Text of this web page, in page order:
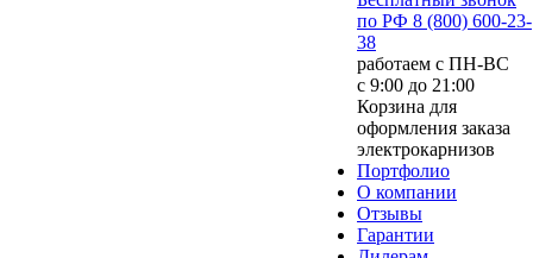
по РФ 8 (800) 600-23-
38
работаем с ПН-ВС
с 9:00 до 21:00
Корзина для
оформления заказа
электрокарнизов
Портфолио
О компании
Отзывы
Гарантии